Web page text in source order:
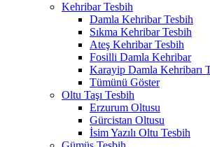
Kehribar Tesbih
Damla Kehribar Tesbih
Sıkma Kehribar Tesbih
Ateş Kehribar Tesbih
Fosilli Damla Kehribar
Karayip Damla Kehribarı
Tümünü Göster
Oltu Taşı Tesbih
Erzurum Oltusu
Gürcistan Oltusu
İsim Yazılı Oltu Tesbih